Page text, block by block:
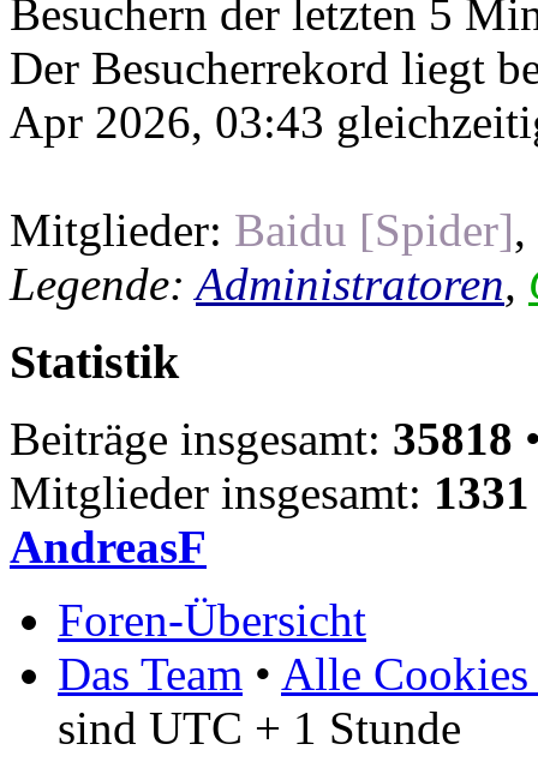
Besuchern der letzten 5
Der Besucherrekord liegt
Apr 2026, 03:43
Mitglieder: Baidu [Spider],
Legende:Administratoren,
Statistik
Beiträge insgesamt: 35818
Mitglieder insgesamt: 1331
AndreasF
Foren-Übersicht
Das Team • Alle Cookies
sind UTC + 1 Stunde